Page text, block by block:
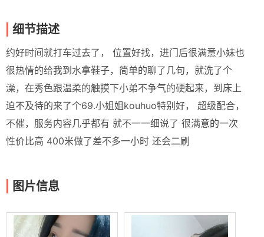
细节描述
约好时间就打车过去了， 位置好找，进门后很满意小妹也
很热情的给我到水拿鞋子，简单的聊了几句，就洗了个
澡，在秀色跟温柔的触摸下小弟不争气的硬起来，到床上
迫不及待的来了个69.小姐姐kouhuo特别好， 超级配合，
不催，服务内容几乎都有 就不一一细说了 很满意的一次
性价比高 400米做了差不多一小时 还会二刷
图片信息